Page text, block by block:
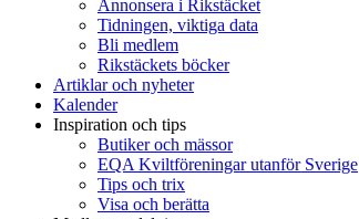
Annonsera i Rikstäcket
Tidningen, viktiga data
Bli medlem
Rikstäckets böcker
Artiklar och nyheter
Kalender
Inspiration och tips
Butiker och mässor
EQA Kviltföreningar utanför Sverige
Tips och trix
Visa och berätta